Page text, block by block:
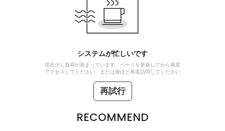
システムが忙しいです
現在少し負荷が高まっています。ページを更新してから再度
アクセスしてください、または後ほど再度訪問してください
再試行
RECOMMEND